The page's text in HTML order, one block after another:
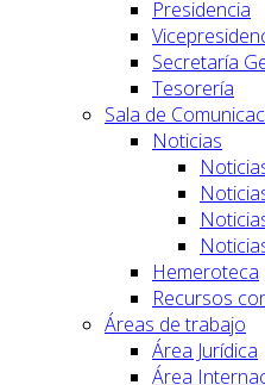
Presidencia
Secretaría
Tesorería
Sala de
Noticias
Hemeroteca
Recursos
Áreas de trabajo
Área Jurídica
Área